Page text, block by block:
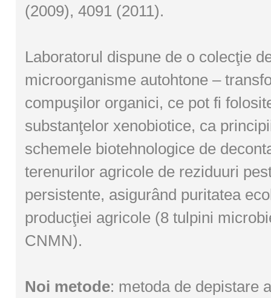
(2009), 4091 (2011).
Laboratorul dispune de o colecţie
microorganisme autohtone –
compuşilor organici, ce pot fi
substanţelor xenobiotice, ca
schemele biotehnologice de
terenurilor agricole de reziduuri
persistente, asigurând puritatea
producţiei agricole (8 tulpini
CNMN).
Noi metode: metoda de depistare a